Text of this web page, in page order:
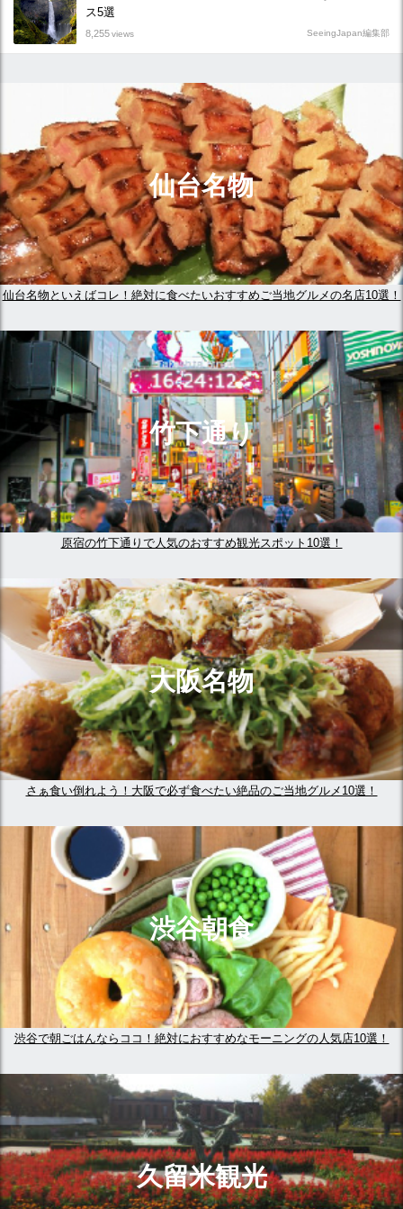
ス5選
8,255views SeeingJapan編集部
仙台名物
仙台名物といえばコレ！絶対に食べたいおすすめご当地グルメの名店10選！
竹下通り
原宿の竹下通りで人気のおすすめ観光スポット10選！
大阪名物
さぁ食い倒れよう！大阪で必ず食べたい絶品のご当地グルメ10選！
渋谷朝食
渋谷で朝ごはんならココ！絶対におすすめなモーニングの人気店10選！
久留米観光